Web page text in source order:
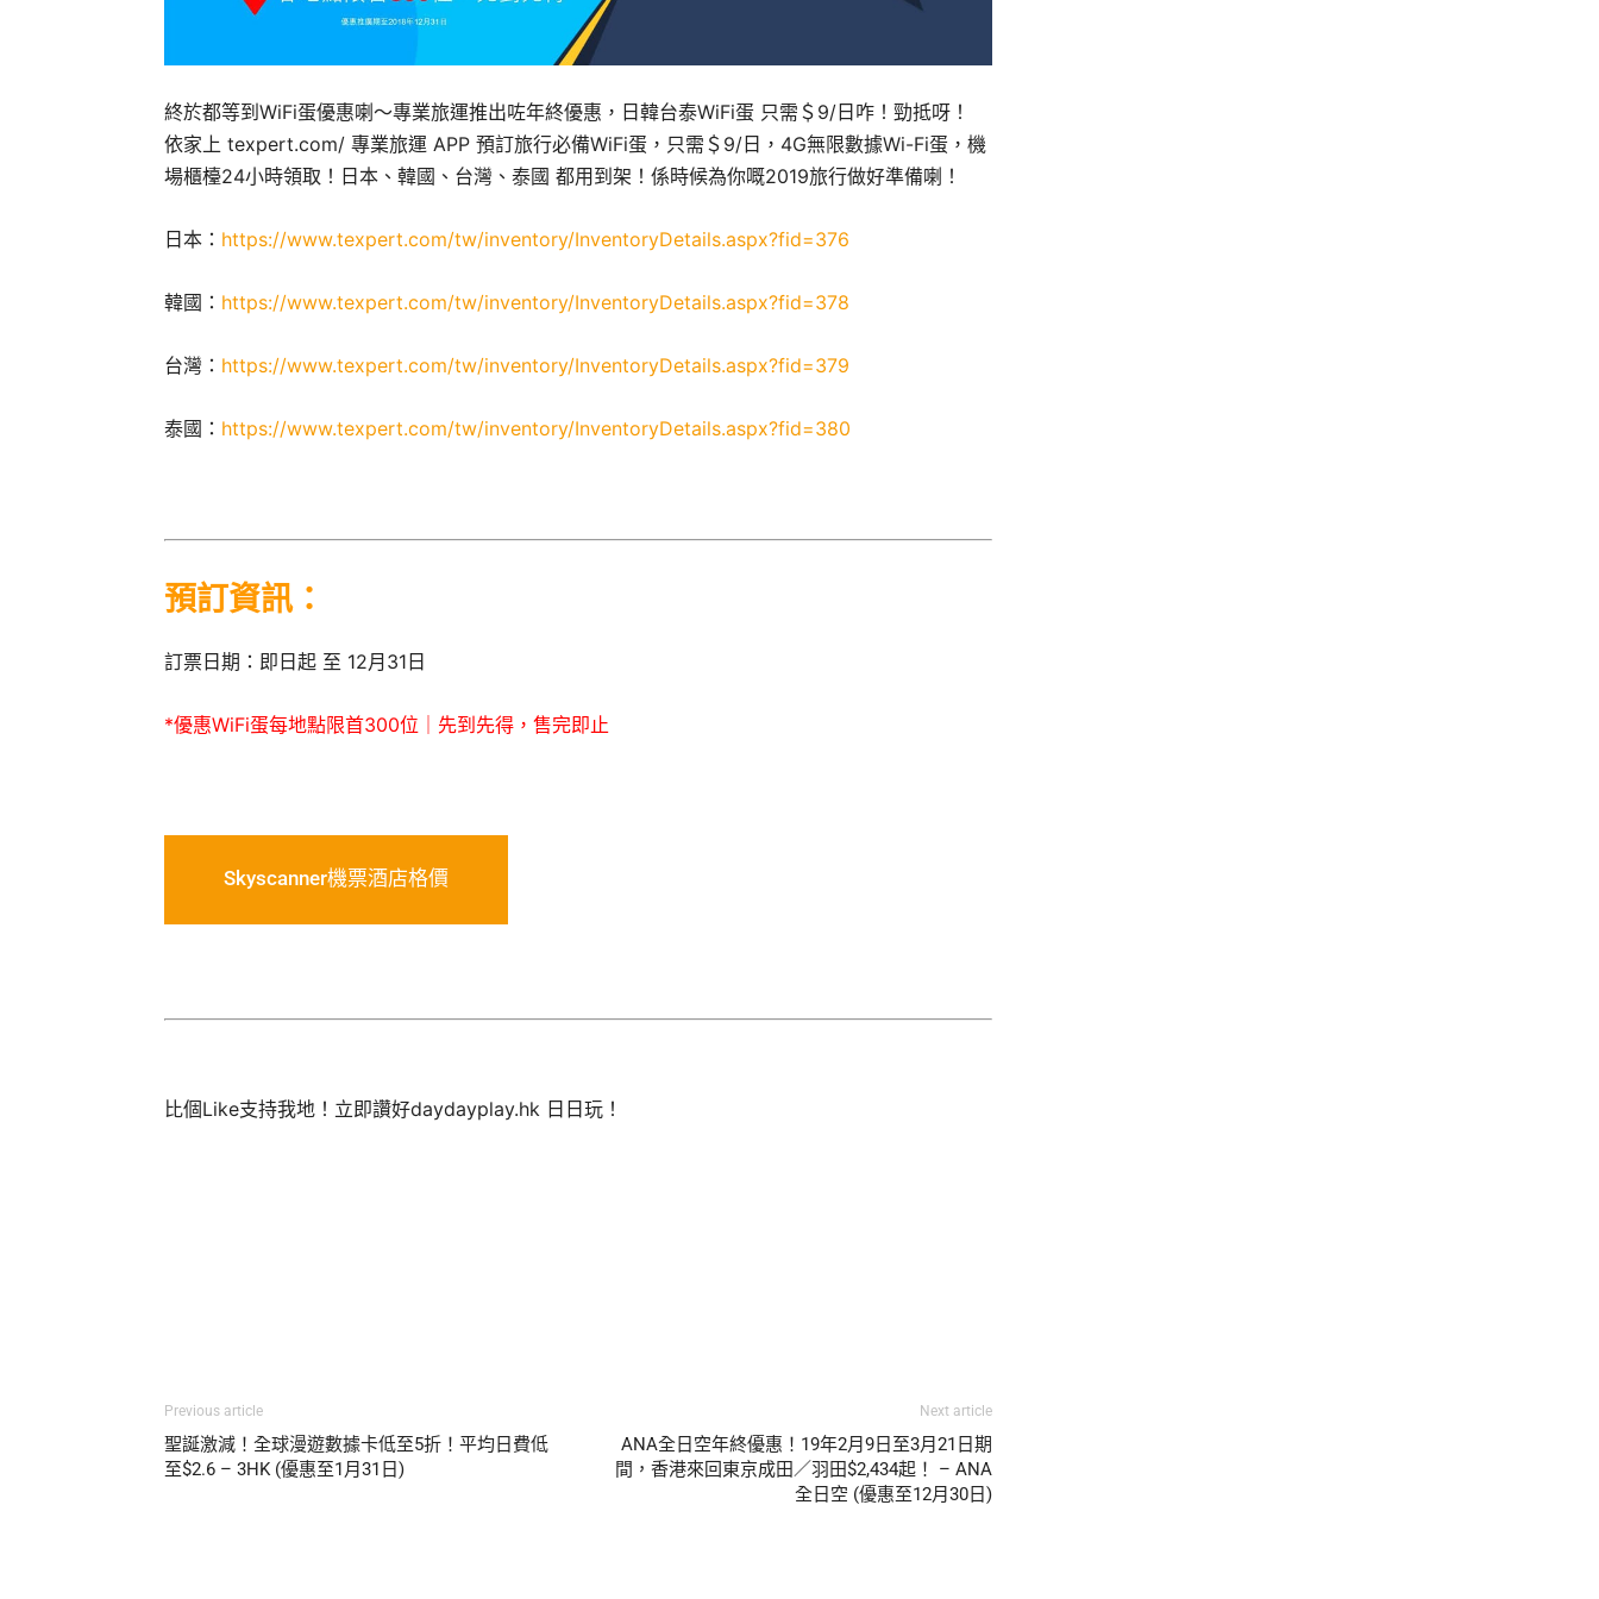
終於都等到WiFi蛋優惠喇～專業旅運推出咗年終優惠，日韓台泰WiFi蛋 只需＄9/日咋！勁抵呀！
依家上 texpert.com/ 專業旅運 APP 預訂旅行必備WiFi蛋，只需＄9/日，4G無限數據Wi-Fi蛋，機
場櫃檯24小時領取！日本、韓國、台灣、泰國 都用到架！係時候為你嘅2019旅行做好準備喇！
日本： https://www.texpert.com/tw/inventory/InventoryDetails.aspx?fid=376
韓國： https://www.texpert.com/tw/inventory/InventoryDetails.aspx?fid=378
台灣： https://www.texpert.com/tw/inventory/InventoryDetails.aspx?fid=379
泰國： https://www.texpert.com/tw/inventory/InventoryDetails.aspx?fid=380
預訂資訊：
訂票日期：即日起 至 12月31日
*優惠WiFi蛋每地點限首300位｜先到先得，售完即止
Skyscanner機票酒店格價
比個Like支持我地！立即讚好daydayplay.hk 日日玩！
Previous article
聖誕激減！全球漫遊數據卡低至5折！平均日費低
至$2.6 – 3HK (優惠至1月31日)
Next article
ANA全日空年終優惠！19年2月9日至3月21日期
間，香港來回東京成田／羽田$2,434起！ – ANA
全日空 (優惠至12月30日)